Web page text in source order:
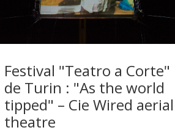
Festival "Teatro a Corte"
de Turin : "As the world
tipped" – Cie Wired aerial
theatre